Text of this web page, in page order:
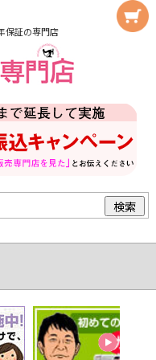
保証の専門店